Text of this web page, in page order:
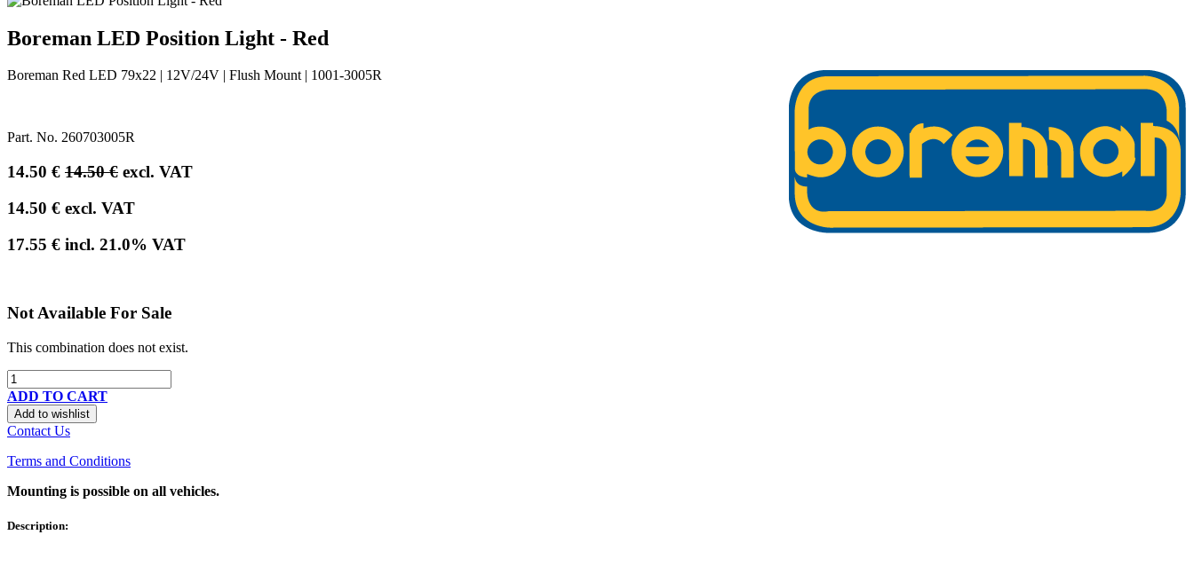
Boreman LED Position Light - Red
Boreman Red LED 79x22 | 12V/24V | Flush Mount | 1001-3005R
Part. No. 260703005R
14.50 € 14.50€ excl. VAT
14.50 € excl. VAT
17.55 € incl. 21.0% VAT
Not Available For Sale
This combination does not exist.
ADD TO CART
Add to wishlist
Contact Us
Terms and Conditions
Mounting is possible on all vehicles.
Description: